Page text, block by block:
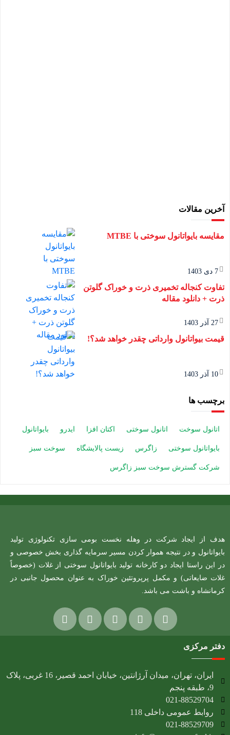
آخرین مقالات
مقایسه بایواتانول سوختی با MTBE
7 دی 1403
تفاوت کنجاله تخمیری ذرت و خوراک گلوتن
ذرت + دانلود مقاله
27 آذر 1403
قیمت بیواتانول وارداتی چقدر خواهد شد؟!
10 آذر 1403
برچسب ها
اتانول سوخت اتانول سوختی اکتان افزا ایدرو بایواتانول
بایواتانول سوختی زاگرس زیست پالایشگاه سوخت سبز
شرکت گسترش سوخت سبز زاگرس
هدف از ایجاد شرکت در وهله نخست بومی سازی تکنولوژی تولید
بایواتانول و در نتیجه هموار کردن مسیر سرمایه گذاری بخش خصوصی و
در این راستا ایجاد دو کارخانه تولید بایواتانول سوختی از غلات (خصوصاً
غلات ضایعاتی) و مکمل پرپروتئین خوراک به عنوان محصول جانبی در
کرمانشاه و باشت می باشد.
دفتر مرکزی
ایران، تهران، میدان آرژانتین، خیابان احمد قصیر، 16 غربی، پلاک
9، طبقه پنجم
021-88529704
روابط عمومی داخلی 118
021-88529709